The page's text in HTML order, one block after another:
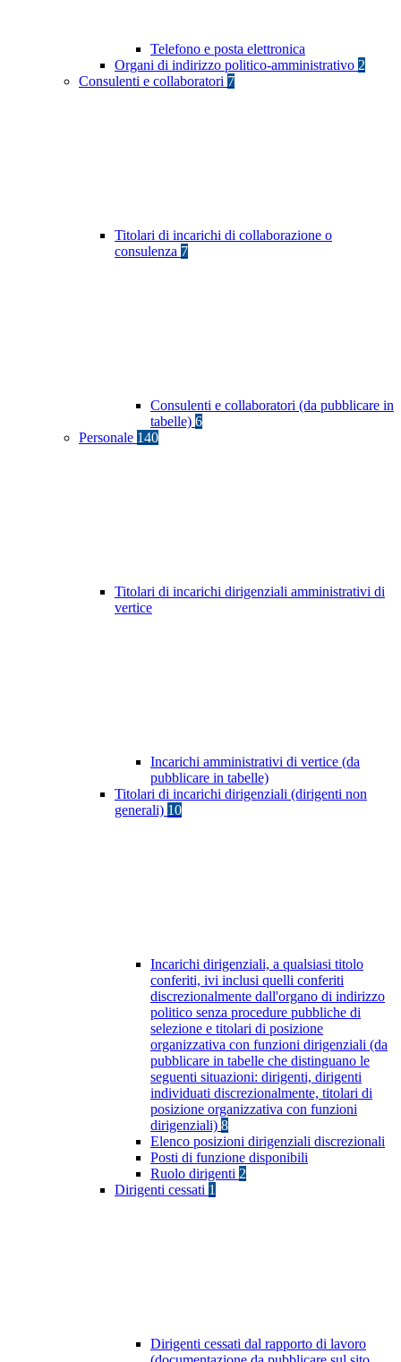
Telefono e posta elettronica
Organi di indirizzo politico-amministrativo 2
Consulenti e collaboratori 7
Titolari di incarichi di collaborazione o
consulenza 7
Consulenti e collaboratori (da pubblicare in
tabelle) 6
Personale 140
Titolari di incarichi dirigenziali amministrativi di
vertice
Incarichi amministrativi di vertice (da
pubblicare in tabelle)
Titolari di incarichi dirigenziali (dirigenti non
generali) 10
Incarichi dirigenziali, a qualsiasi titolo
conferiti, ivi inclusi quelli conferiti
discrezionalmente dall'organo di indirizzo
politico senza procedure pubbliche di
selezione e titolari di posizione
organizzativa con funzioni dirigenziali (da
pubblicare in tabelle che distinguano le
seguenti situazioni: dirigenti, dirigenti
individuati discrezionalmente, titolari di
posizione organizzativa con funzioni
dirigenziali) 8
Elenco posizioni dirigenziali discrezionali
Posti di funzione disponibili
Ruolo dirigenti 2
Dirigenti cessati 1
Dirigenti cessati dal rapporto di lavoro